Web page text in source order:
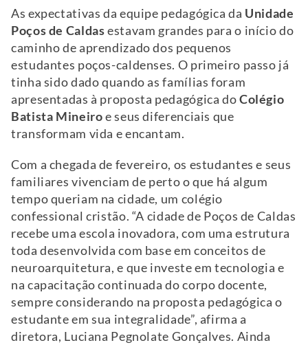
As expectativas da equipe pedagógica da Unidade
Poços de Caldasestavam grandes para o início do
caminho de aprendizado dos pequenos
estudantes poços-caldenses. O primeiro passo já
tinha sido dado quando as famílias foram
apresentadas à proposta pedagógica doColégio
Batista Mineiroe seus diferenciais que
transformam vida e encantam.
Com a chegada de fevereiro, os estudantes e seus
familiares vivenciam de perto o que há algum
tempo queriam na cidade, um colégio
confessional cristão. “A cidade de Poços de Caldas
recebe uma escola inovadora, com uma estrutura
toda desenvolvida com base em conceitos de
neuroarquitetura, e que investe em tecnologia e
na capacitação continuada do corpo docente,
sempre considerando na proposta pedagógica o
estudante em sua integralidade”, afirma a
diretora, Luciana Pegnolate Gonçalves. Ainda